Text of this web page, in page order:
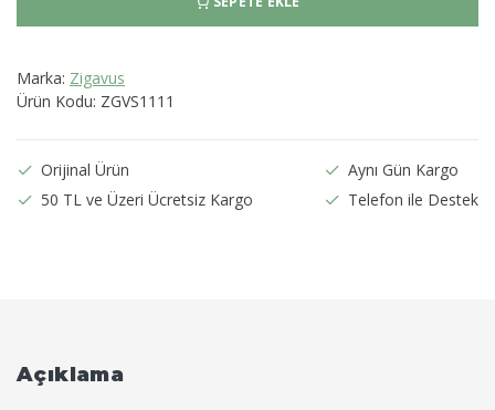
Marka: Zigavus
Ürün Kodu: ZGVS1111
Orijinal Ürün
50 TL ve Üzeri Ücretsiz Kargo
Aynı Gün Kargo
Telefon ile Destek
Açıklama